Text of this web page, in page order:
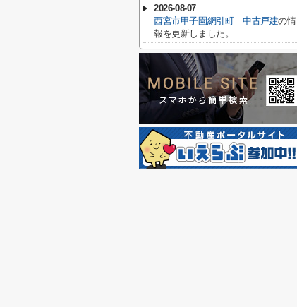
2026-08-07
西宮市甲子園網引町 中古戸建の情
報を更新しました。